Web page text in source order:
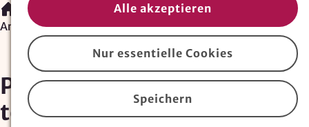
Magazin: Erziehungskunst frühe Kindheit
Artikel
Partizipationsmöglichkei
ten in der Waldorf-KiTa
Alle akzeptieren
Nur essentielle Cookies
Speichern